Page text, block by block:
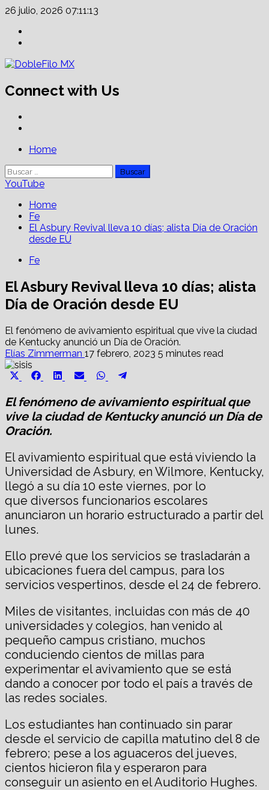
Skip
content
26 julio, 2026 07:11:14
Connect with Us
PrimaryHome
Buscar:
YouTube
Home
Fe
El Asbury Revival lleva 10 días; alista Día de Oración
desde EU
Fe
El Asbury Revival lleva 10 días; alista
Día de Oración desde EU
El fenómeno de avivamiento espiritual que vive la ciudad
de Kentucky anunció un Día de Oración.
Elías Zimmerman 17 febrero, 2023 5 minutes read
Share
Share
Facebook
Share
LinkedIn
Share
Email
Share
WhatsApp
El fenómeno de avivamiento espiritual que
vive la ciudad de Kentucky anunció un Día de
Oración.
El avivamiento espiritual que está viviendo la
Universidad de Asbury, en Wilmore, Kentucky,
llegó a su día 10 este viernes, por lo
que diversos funcionarios escolares
anunciaron un horario estructurado a partir del
lunes.
Ello prevé que los servicios se trasladarán a
ubicaciones fuera del campus, para los
servicios vespertinos, desde el 24 de febrero.
Miles de visitantes, incluidas con más de 40
universidades y colegios, han venido al
pequeño campus cristiano, muchos
conduciendo cientos de millas para
experimentar el avivamiento que se está
dando a conocer por todo el país a través de
las redes sociales.
Los estudiantes han continuado sin parar
desde el servicio de capilla matutino del 8 de
febrero; pese a los aguaceros del jueves,
cientos hicieron fila y esperaron para
conseguir un asiento en el Auditorio Hughes.